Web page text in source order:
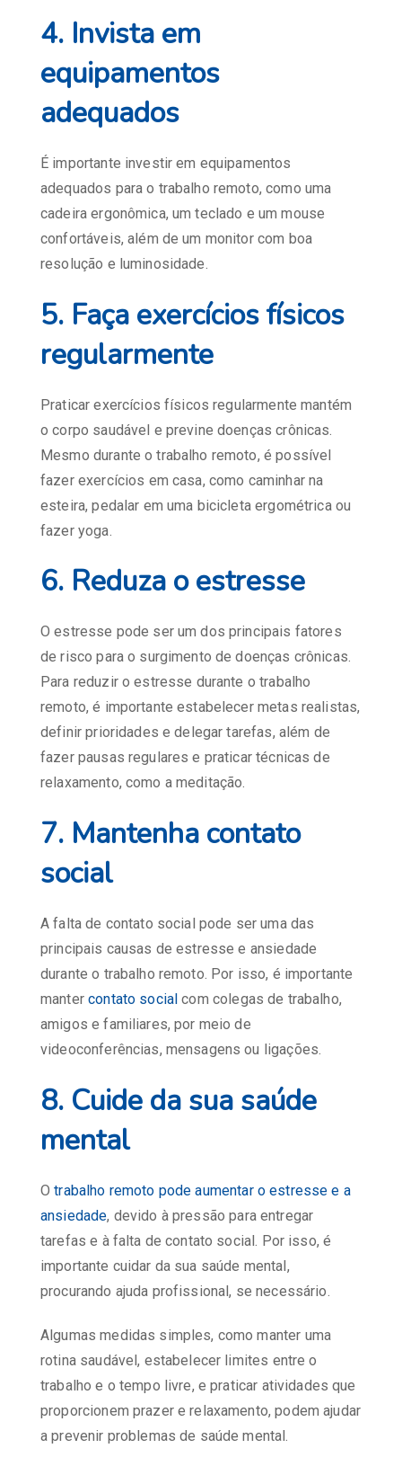
4. Invista em
equipamentos
adequados
É importante investir em equipamentos
adequados para o trabalho remoto, como uma
cadeira ergonômica, um teclado e um mouse
confortáveis, além de um monitor com boa
resolução e luminosidade.
5. Faça exercícios físicos
regularmente
Praticar exercícios físicos regularmente mantém
o corpo saudável e previne doenças crônicas.
Mesmo durante o trabalho remoto, é possível
fazer exercícios em casa, como caminhar na
esteira, pedalar em uma bicicleta ergométrica ou
fazer yoga.
6. Reduza o estresse
O estresse pode ser um dos principais fatores
de risco para o surgimento de doenças crônicas.
Para reduzir o estresse durante o trabalho
remoto, é importante estabelecer metas realistas,
definir prioridades e delegar tarefas, além de
fazer pausas regulares e praticar técnicas de
relaxamento, como a meditação.
7. Mantenha contato
social
A falta de contato social pode ser uma das
principais causas de estresse e ansiedade
durante o trabalho remoto. Por isso, é importante
mantercontato social com colegas de trabalho,
amigos e familiares, por meio de
videoconferências, mensagens ou ligações.
8. Cuide da sua saúde
mental
Otrabalho remoto pode aumentar o estresse e a
ansiedade, devido à pressão para entregar
tarefas e à falta de contato social. Por isso, é
importante cuidar da sua saúde mental,
procurando ajuda profissional, se necessário.
Algumas medidas simples, como manter uma
rotina saudável, estabelecer limites entre o
trabalho e o tempo livre, e praticar atividades que
proporcionem prazer e relaxamento, podem ajudar
a prevenir problemas de saúde mental.